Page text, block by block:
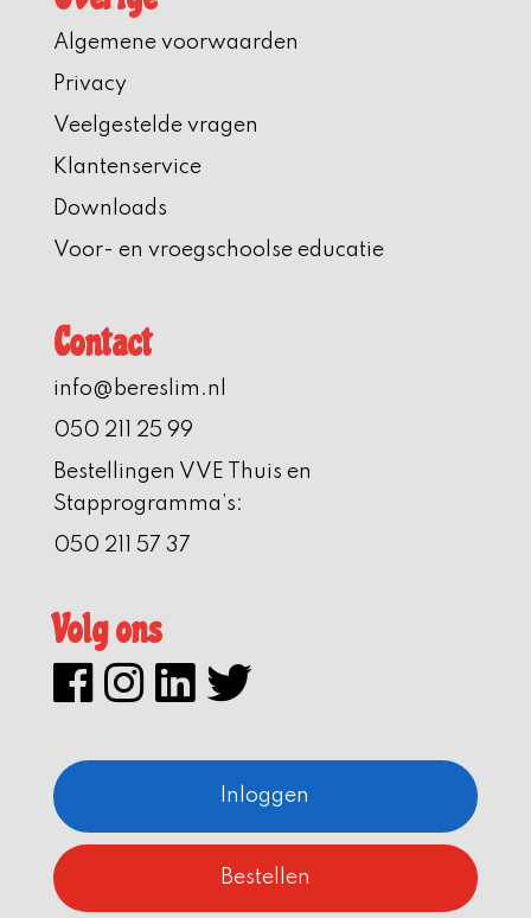
Algemene voorwaarden
Privacy
Veelgestelde vragen
Klantenservice
Downloads
Voor- en vroegschoolse educatie
Contact
info@bereslim.nl
050 211 25 99
Bestellingen VVE Thuis en
Stapprogramma’s:
050 211 57 37
Volg ons
Inloggen
Bestellen